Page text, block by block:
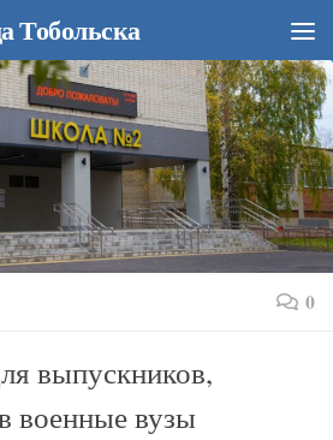
Тобольска
0
выпускников,
военные вузы